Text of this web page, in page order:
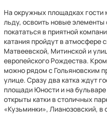
На окружных площадках гости
льду, освоить новые элементы
покататься в приятной
катания пройдут в атмосфере
Матвеевской, Митинской и
европейского Рождества.
можно рядом с Гольяновским
улице. Сразу два катка ждут
площади Юности и на
открыты катки в столичных
«Кузьминки», Лианозовский,